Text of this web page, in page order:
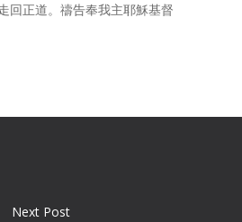
回正道。禱告奉我主耶穌基督
Next Post